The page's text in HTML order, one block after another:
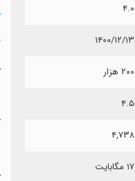
۴.۰
۱۴۰۰/۱۲/۱۳
۲۰۰ هزار
۴.۵
۴,۷۳۸
۱۷ مگابایت